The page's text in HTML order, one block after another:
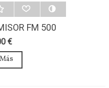
FM 500
MONO-MPX
€